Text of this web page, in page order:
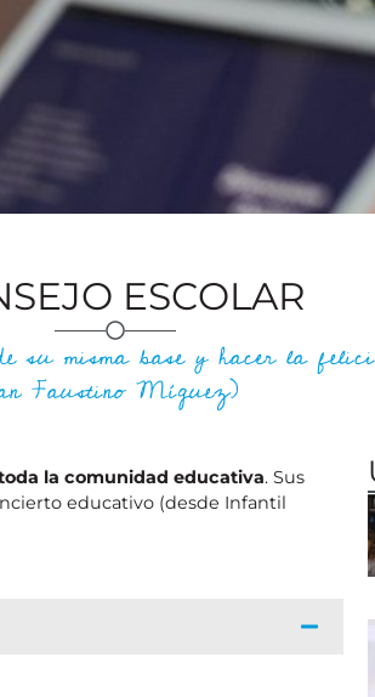
ESCOLAR
su misma base y hacer la
Faustino Míguez)
la comunidad educativa. Sus
educativo (desde Infantil